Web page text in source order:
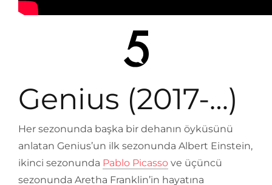
Genius (2017-…)
Her sezonunda başka bir dehanın öyküsünü
anlatan Genius’un ilk sezonunda Albert Einstein,
ikinci sezonunda Pablo Picasso ve üçüncü
sezonunda Aretha Franklin’in hayatına